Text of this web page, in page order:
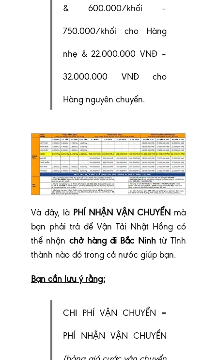
& 600.000/khối –
750.000/khối cho Hàng
nhẹ & 22.000.000 VNĐ –
32.000.000 VNĐ cho
Hàng nguyên chuyến.
Và đây, là PHÍ NHẬN VẬN CHUYỂN mà
bạn phải trả để Vận Tải Nhật Hồng có
thể nhận chở hàng đi Bắc Ninhtừ Tỉnh
thành nào đó trong cả nước giúp bạn.
Bạn cần lưu ý rằng:
CHI PHÍ VẬN CHUYỂN =
PHÍ NHẬN VẬN CHUYỂN